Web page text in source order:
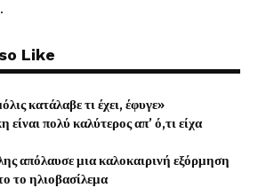
Like
κατάλαβε τι έχει, έφυγε»
πολύ καλύτερος απ’ ό,τι είχα
απόλαυσε μια καλοκαιρινή εξόρμηση
το ηλιοβασίλεμα